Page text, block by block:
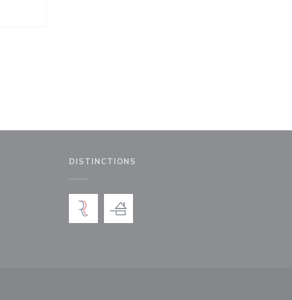
fenêtre))
nouvelle fenêtre))
DISTINCTIONS